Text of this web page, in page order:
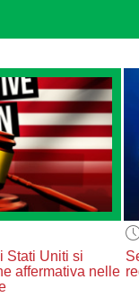
Stati Uniti si
affermativa nelle